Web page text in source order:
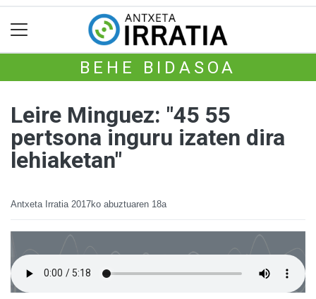
BEHE BIDASOA
Leire Minguez: "45 55
pertsona inguru izaten dira
lehiaketan"
Antxeta Irratia 2017ko abuztuaren 18a